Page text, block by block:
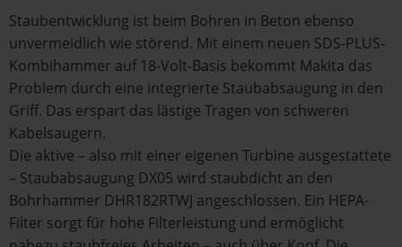
Staubentwicklung ist beim Bohren in Beton ebenso
unvermeidlich wie störend. Mit einem neuen SDS-PLUS-
Kombihammer auf 18-Volt-Basis bekommt Makita das
Problem durch eine integrierte Staubabsaugung in den
Griff. Das erspart das lästige Tragen von schweren
Kabelsaugern.
Die aktive – also mit einer eigenen Turbine ausgestattete
– Staubabsaugung DX05 wird staubdicht an den
Bohrhammer DHR182RTWJ angeschlossen. Ein HEPA-
Filter sorgt für hohe Filterleistung und ermöglicht